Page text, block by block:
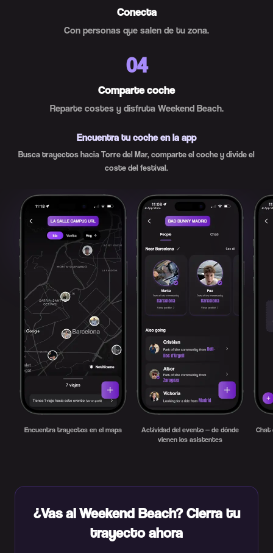
Conecta
Con personas que salen de tu zona.
04
Comparte coche
Reparte costes y disfruta Weekend Beach.
Encuentra tu coche en la app
Busca trayectos hacia Torre del Mar, comparte el coche y divide el
coste del festival.
Encuentra trayectos en el mapa
Actividad del evento — de dónde
vienen los asistentes
Chat
¿Vas al Weekend Beach? Cierra tu
trayecto ahora